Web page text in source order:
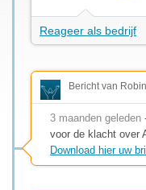
Reageer als bedrijf
Bericht van
3 maanden geleden
voor de klacht over
Download hier uw